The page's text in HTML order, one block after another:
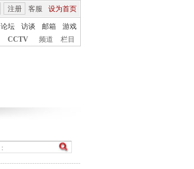
客服 设为首页
注册
论坛 访谈 邮箱
游戏
CCTV 频道 栏目